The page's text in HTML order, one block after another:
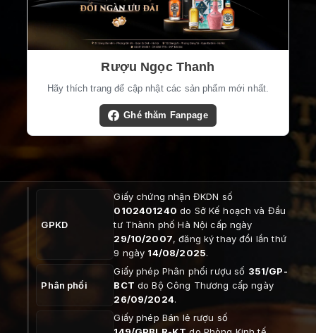
Rượu Ngọc Thanh
Hãy thích trang để cập nhật các sản phẩm mới nhất.
Ghé thăm Fanpage
GPKD
Giấy chứng nhận ĐKDN số
0102401240 do Sở Kế hoạch và Đầu
tư Thành phố Hà Nội cấp ngày
29/10/2007, đăng ký thay đổi lần thứ
9 ngày 14/08/2025.
Phân phối
Giấy phép Phân phối rượu số 351/GP-
BCT do Bộ Công Thương cấp ngày
26/09/2024.
Giấy phép Bán lẻ rượu số